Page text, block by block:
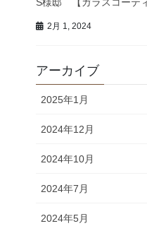
S様邸 【ガラスコーテ
2月 1, 2024
アーカイブ
2025年1月
2024年12月
2024年10月
2024年7月
2024年5月